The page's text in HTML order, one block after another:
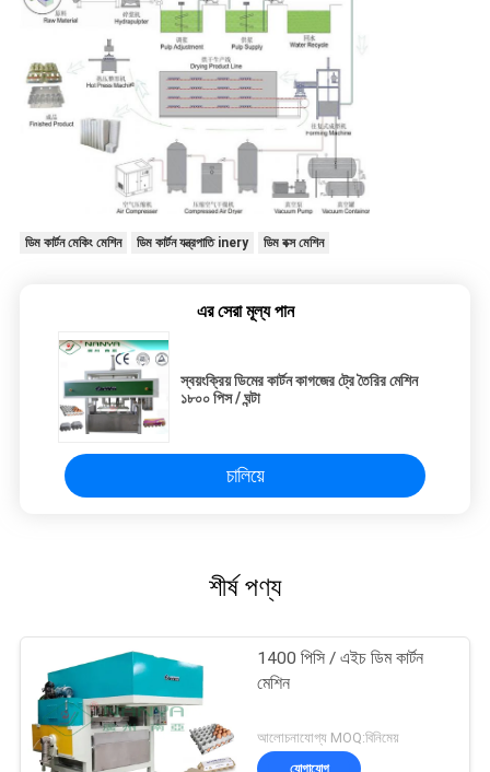
ডিম কার্টন মেকিং মেশিন ডিম কার্টন যন্ত্রপাতি inery ডিম বক্স মেশিন
এর সেরা মূল্য পান
স্বয়ংক্রিয় ডিমের কার্টন কাগজের ট্রে তৈরির মেশিন
১৮০০ পিস / ঘন্টা
চালিয়ে
শীর্ষ পণ্য
1400 পিসি / এইচ ডিম কার্টন
মেশিন
আলোচনাযোগ্য MOQ:বিনিমেয়